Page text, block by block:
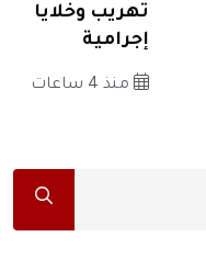
تهريب وخلايا
إجرامية
منذ 4 ساعات